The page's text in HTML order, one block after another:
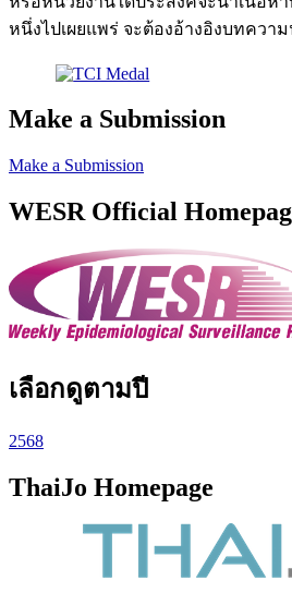
หนึ่งไปเผยแพร่ จะต้องอ้างอิงบทควา
Make a Submission
Make a Submission
WESR Official
เลือกดูตามปี
2568
ThaiJo Homepage